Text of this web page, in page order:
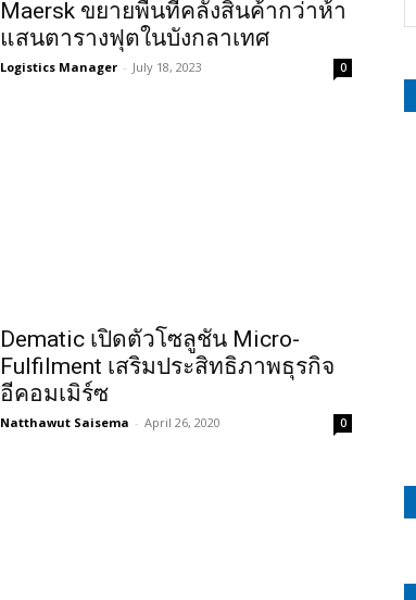
Maersk ขยายพื้นที่คลังสินค้ากว่าห้า
แสนตารางฟุตในบังกลาเทศ
Logistics Manager - July 18, 2023 0
Dematic เปิดตัวโซลูชัน Micro-
Fulfilment เสริมประสิทธิภาพธุรกิจ
อีคอมเมิร์ซ
Natthawut Saisema - April 26, 2020 0